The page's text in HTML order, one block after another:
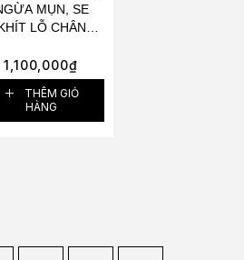
MỤN, SE
LỖ CHÂN
MÀU DA KOSÉ
SPA ET
MER BLANC
1,100,000₫
THÊM GIỎ
HÀNG